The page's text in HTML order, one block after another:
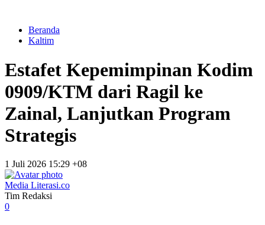
Beranda
Kaltim
Estafet Kepemimpinan Kodim
0909/KTM dari Ragil ke
Zainal, Lanjutkan Program
Strategis
1 Juli 2026 15:29 +08
Media Literasi.co
Tim Redaksi
0